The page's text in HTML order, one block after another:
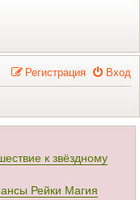
Вход
Регистрация
к звёздному
Рейки Магия